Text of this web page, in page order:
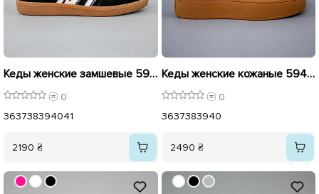
Кеды женские замшевые 594222 Черные
0
363738394041
2190 ₴
Кеды женские кожаные 594220 Бежевые
0
3637383940
2490 ₴